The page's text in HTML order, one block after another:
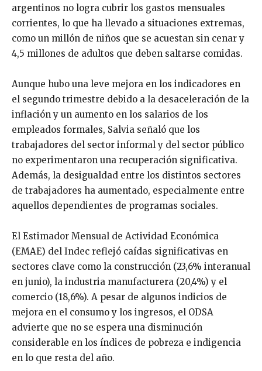
argentinos no logra cubrir los gastos mensuales
corrientes, lo que ha llevado a situaciones extremas,
como un millón de niños que se acuestan sin cenar y
4,5 millones de adultos que deben saltarse comidas.
Aunque hubo una leve mejora en los indicadores en
el segundo trimestre debido a la desaceleración de la
inflación y un aumento en los salarios de los
empleados formales, Salvia señaló que los
trabajadores del sector informal y del sector público
no experimentaron una recuperación significativa.
Además, la desigualdad entre los distintos sectores
de trabajadores ha aumentado, especialmente entre
aquellos dependientes de programas sociales.
El Estimador Mensual de Actividad Económica
(EMAE) del Indec reflejó caídas significativas en
sectores clave como la construcción (23,6% interanual
en junio), la industria manufacturera (20,4%) y el
comercio (18,6%). A pesar de algunos indicios de
mejora en el consumo y los ingresos, el ODSA
advierte que no se espera una disminución
considerable en los índices de pobreza e indigencia
en lo que resta del año.